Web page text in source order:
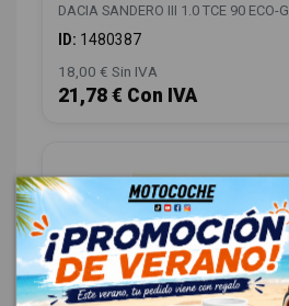
DACIA SANDERO III 1.0 TCE 90 ECO-G
ID: 1480387
18,00 € Sin IVA
21,78 € Con IVA